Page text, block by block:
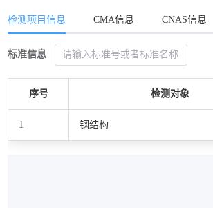
检测项目信息 CMA信息 CNAS信息
标准信息
序号 检测对象
1 钢结构